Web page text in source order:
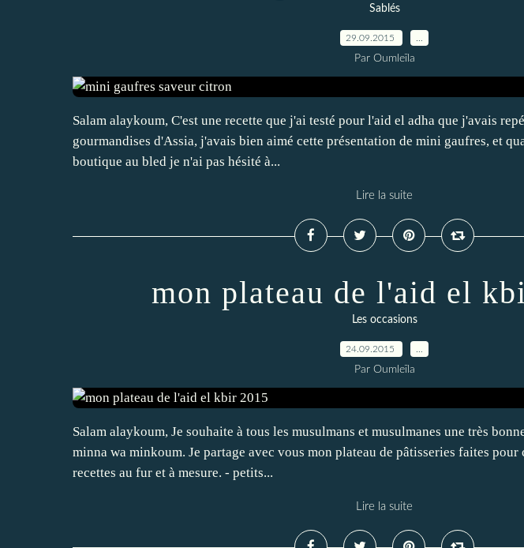
Sablés
29.09.2015
Par Oumleïla
Salam alaykoum, C'est une recette que j'ai testé pour l'aid el adha que j'avais
gourmandises d'Assia, j'avais bien aimé cette présentation de mini gaufres, et
boutique au bled je n'ai pas hésité à...
Lire la suite
mon plateau de l'aid el
Les occasions
24.09.2015
Par Oumleïla
Salam alaykoum, Je souhaite à tous les musulmans et musulmanes une très
minna wa minkoum. Je partage avec vous mon plateau de pâtisseries faites pour
recettes au fur et à mesure. - petits...
Lire la suite